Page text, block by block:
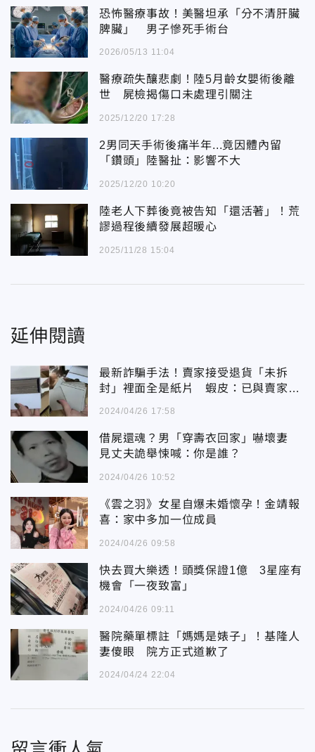
恐怖醫療事故！美醫坦承「分不清肝臟
脾臟」 男子慘死手術台
2026/05/13 11:04
醫療疏失釀悲劇！陸5月齡女嬰術後離
世 屍檢揭傷口未處理引關注
2025/12/20 17:28
2男同天手術後痛半年...竟因體內留
「鑽頭」陸醫扯：影響不大
2025/12/20 10:20
陸老人下葬後竟被告知「還活著」！荒
謬過程後續發展超暖心
2025/11/28 15:04
延伸閱讀
最新詐騙手法！賣家接受退貨「未拆
封」裡面全是紙片 蝦皮：已與賣家聯
2024/04/26 17:58
借屍還魂？男「穿壽衣回家」嚇壞妻
見丈夫詭舉悚喊：你是誰？
2024/04/26 10:52
《雲之羽》女星自爆未婚懷孕！金靖報
喜：家中多加一位成員
2024/04/26 09:58
快去買大樂透！頭獎保證1億 3星座有
機會「一夜致富」
2024/04/26 09:11
醫院藥單標註「媽媽是婊子」！基隆人
妻傻眼 院方正式道歉了
2024/04/24 22:04